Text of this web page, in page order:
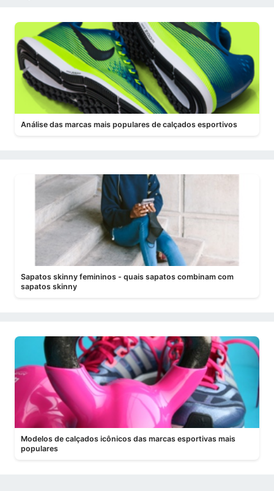
Análise das marcas mais populares de calçados esportivos
Sapatos skinny femininos - quais sapatos combinam com
sapatos skinny
Modelos de calçados icônicos das marcas esportivas mais
populares